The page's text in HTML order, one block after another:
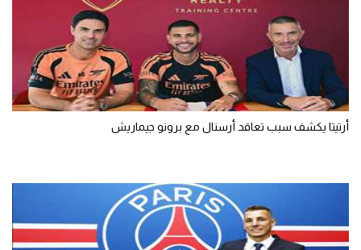
أرتيتا يكشف سبب تعاقد أرسنال مع برونو جيماريش